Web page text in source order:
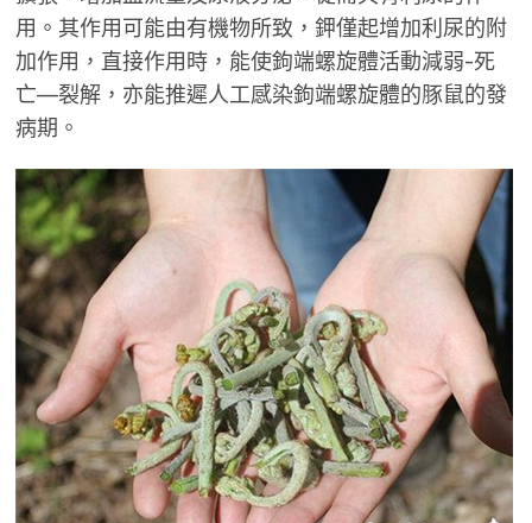
用。其作用可能由有機物所致，鉀僅起增加利尿的附
加作用，直接作用時，能使鉤端螺旋體活動減弱-死
亡—裂解，亦能推遲人工感染鉤端螺旋體的豚鼠的發
病期。